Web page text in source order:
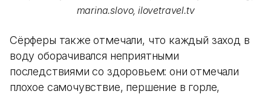
marina.slovo, ilovetravel.tv
Сёрферы также отмечали, что каждый заход в
воду оборачивался неприятными
последствиями со здоровьем: они отмечали
плохое самочувствие, першение в горле,